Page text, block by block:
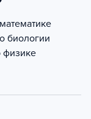
биологии